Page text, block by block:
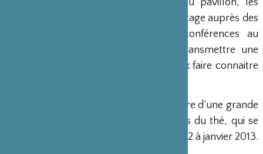
artisans interviendront au cours d’un stage auprès des
restaurateurs français et lors de conférences au
Panthéon Bouddhique, de façon à transmettre une
partie de leur connaissance et à mieux faire connaitre
Ce projet s’inscrit, de plus, dans le cadre d’une grande
exposition sur le thé intitulée Les voies du thé, qui se
tiendra au Musée Guimet d’octobre 2012 à janvier 2013.